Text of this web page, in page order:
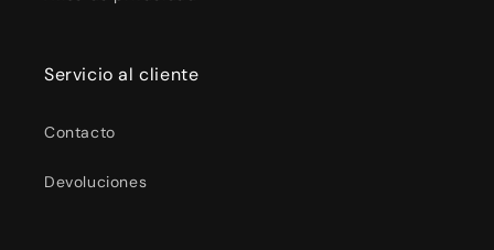
Servicio al cliente
Contacto
Devoluciones